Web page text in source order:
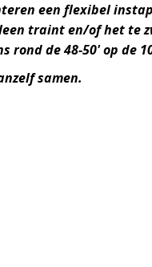
een flexibel
traint en/of het te
rond de 48-50' op de
samen.